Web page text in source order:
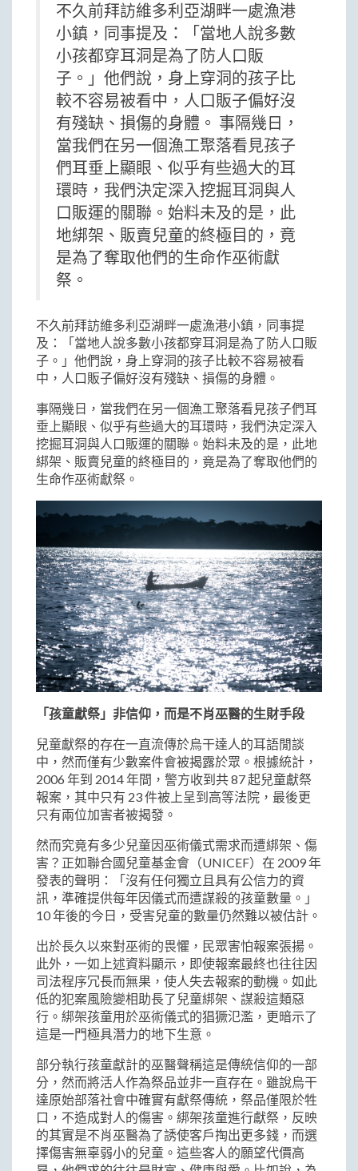
不久前拜訪維多利亞湖畔一處漁港
小鎮，同事提及：「當地人說多數
小孩都穿耳洞是為了防人口販
子。」他們說，身上穿洞的孩子比
較不容易被看中，人口販子偏好沒
有殘缺、損傷的身體。 事隔幾日，
當我們在另一個漁工聚落看見孩子
們耳垂上顯眼、似乎有些過大的耳
環時，我們決定深入挖掘耳洞與人
口販運的關聯。始料未及的是，此
地綁架、販賣兒童的終極目的，竟
是為了奪取他們的生命作巫術獻
祭。
不久前拜訪維多利亞湖畔一處漁港小鎮，同事提
及：「當地人說多數小孩都穿耳洞是為了防人口販
子。」他們說，身上穿洞的孩子比較不容易被看
中，人口販子偏好沒有殘缺、損傷的身體。
事隔幾日，當我們在另一個漁工聚落看見孩子們耳
垂上顯眼、似乎有些過大的耳環時，我們決定深入
挖掘耳洞與人口販運的關聯。始料未及的是，此地
綁架、販賣兒童的終極目的，竟是為了奪取他們的
生命作巫術獻祭。
「孩童獻祭」非信仰，而是不肖巫醫的生財手段
兒童獻祭的存在一直流傳於烏干達人的耳語閒談
中，然而僅有少數案件會被揭露於眾。根據統計，
2006 年到 2014 年間，警方收到共 87 起兒童獻祭
報案，其中只有 23 件被上呈到高等法院，最後更
只有兩位加害者被揭發。
然而究竟有多少兒童因巫術儀式需求而遭綁架、傷
害？正如聯合國兒童基金會（UNICEF）在 2009 年
發表的聲明：「沒有任何獨立且具有公信力的資
訊，準確提供每年因儀式而遭謀殺的孩童數量。」
10 年後的今日，受害兒童的數量仍然難以被估計。
出於長久以來對巫術的畏懼，民眾害怕報案張揚。
此外，一如上述資料顯示，即使報案最終也往往因
司法程序冗長而無果，使人失去報案的動機。如此
低的犯案風險變相助長了兒童綁架、謀殺這類惡
行。綁架孩童用於巫術儀式的猖獗氾濫，更暗示了
這是一門極具潛力的地下生意。
部分執行孩童獻計的巫醫聲稱這是傳統信仰的一部
分，然而將活人作為祭品並非一直存在。雖說烏干
達原始部落社會中確實有獻祭傳統，祭品僅限於牲
口，不造成對人的傷害。綁架孩童進行獻祭，反映
的其實是不肖巫醫為了誘使客戶掏出更多錢，而選
擇傷害無辜弱小的兒童。這些客人的願望代價高